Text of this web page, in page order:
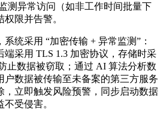
测异常访问（如非工作时间批量下
限并告警。
统采用 “加密传输 + 异常监测”：
端采用 TLS 1.3 加密协议，存储时采
止数据被窃取；通过 AI 算法分析数
户数据被传输至未备案的第三方服务
，立即触发风险预警，同步启动数据
受侵害。